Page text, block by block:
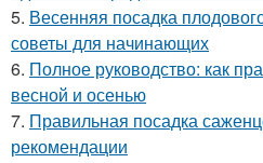
5. Весенняя посадка
советы для начинающих
6. Полное руководство: как
весной и осенью
7. Правильная посадка
рекомендации